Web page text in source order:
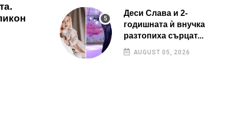
Деси Слава и 2-
годишната ѝ внучка
разтопиха сърцат...
AUGUST 05, 2026